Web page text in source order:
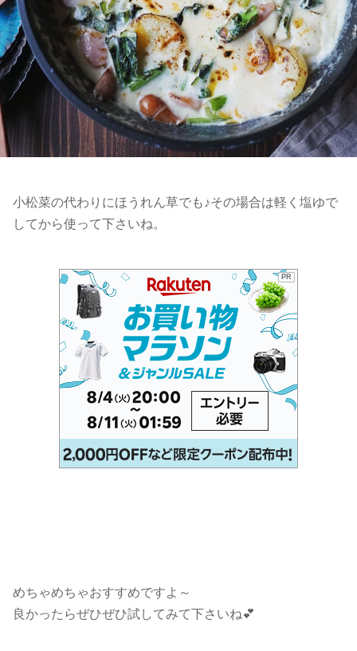
小松菜の代わりにほうれん草でも♪その場合は軽く塩ゆで
してから使って下さいね。
PR
めちゃめちゃおすすめですよ～
良かったらぜひぜひ試してみて下さいね💕